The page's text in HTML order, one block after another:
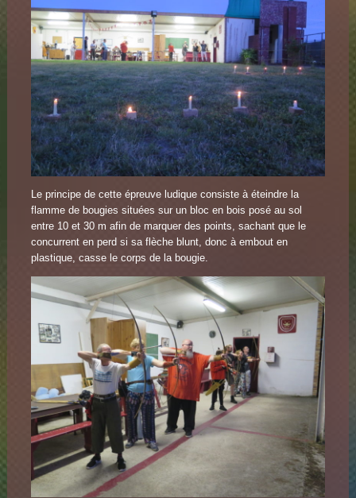
Le principe de cette épreuve ludique consiste à éteindre la
flamme de bougies situées sur un bloc en bois posé au sol
entre 10 et 30 m afin de marquer des points, sachant que le
concurrent en perd si sa flèche blunt, donc à embout en
plastique, casse le corps de la bougie.